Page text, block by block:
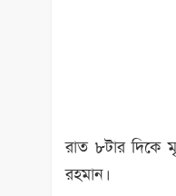
রাত ৮টার দিকে
রহমান।